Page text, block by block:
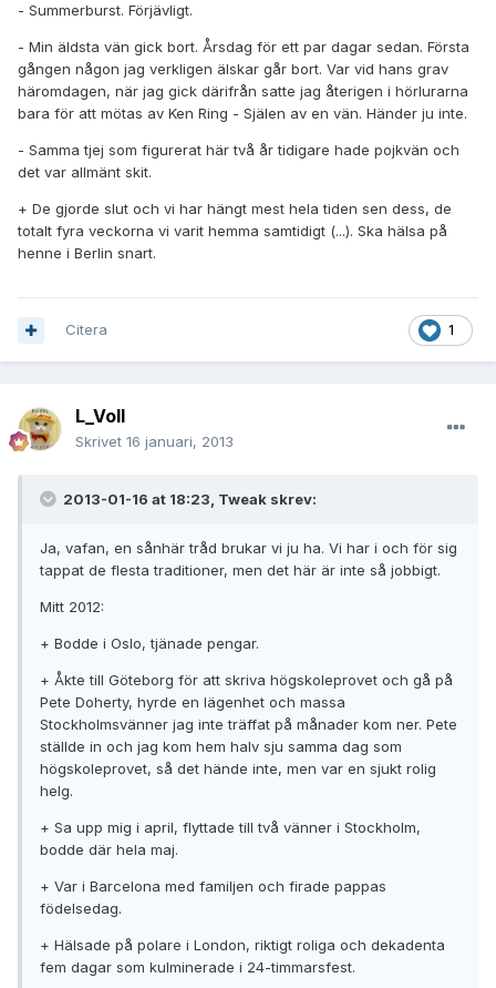
- Summerburst. Förjävligt.
- Min äldsta vän gick bort. Årsdag för ett par dagar sedan. Första
gången någon jag verkligen älskar går bort. Var vid hans grav
häromdagen, när jag gick därifrån satte jag återigen i hörlurarna
bara för att mötas av Ken Ring - Själen av en vän. Händer ju inte.
- Samma tjej som figurerat här två år tidigare hade pojkvän och
det var allmänt skit.
+ De gjorde slut och vi har hängt mest hela tiden sen dess, de
totalt fyra veckorna vi varit hemma samtidigt (...). Ska hälsa på
henne i Berlin snart.
1
Citera
L_Voll
Skrivet 16 januari, 2013
2013-01-16 at 18:23, Tweak skrev:
Ja, vafan, en sånhär tråd brukar vi ju ha. Vi har i och för sig
tappat de flesta traditioner, men det här är inte så jobbigt.
Mitt 2012:
+ Bodde i Oslo, tjänade pengar.
+ Åkte till Göteborg för att skriva högskoleprovet och gå på
Pete Doherty, hyrde en lägenhet och massa
Stockholmsvänner jag inte träffat på månader kom ner. Pete
ställde in och jag kom hem halv sju samma dag som
högskoleprovet, så det hände inte, men var en sjukt rolig
helg.
+ Sa upp mig i april, flyttade till två vänner i Stockholm,
bodde där hela maj.
+ Var i Barcelona med familjen och firade pappas
födelsedag.
+ Hälsade på polare i London, riktigt roliga och dekadenta
fem dagar som kulminerade i 24-timmarsfest.